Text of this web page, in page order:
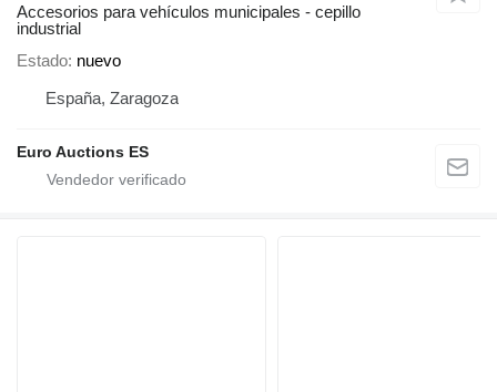
Accesorios para vehículos municipales - cepillo
industrial
Estado nuevo
España, Zaragoza
Euro Auctions ES